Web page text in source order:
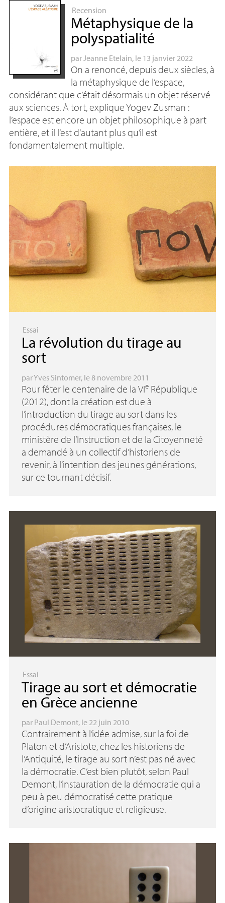
Recension
Métaphysique de la
polyspatialité
parJeanne Etelain, le 13 janvier 2022
On a renoncé, depuis deux siècles, à
la métaphysique de l’espace,
considérant que c’était désormais un objet réservé
aux sciences. À tort, explique Yogev Zusman :
l’espace est encore un objet philosophique à part
entière, et il l’est d’autant plus qu’il est
fondamentalement multiple.
Essai
La révolution du tirage au
sort
parYves Sintomer, le 8 novembre 2011
Pour fêter le centenaire de la VIeRépublique
(2012), dont la création est due à
l’introduction du tirage au sort dans les
procédures démocratiques françaises, le
ministère de l’Instruction et de la Citoyenneté
a demandé à un collectif d’historiens de
revenir, à l’intention des jeunes générations,
sur ce tournant décisif.
Essai
Tirage au sort et démocratie
en Grèce ancienne
par Paul Demont, le 22 juin 2010
Contrairement à l’idée admise, sur la foi de
Platon et d’Aristote, chez les historiens de
l’Antiquité, le tirage au sort n’est pas né avec
la démocratie. C’est bien plutôt, selon Paul
Demont, l’instauration de la démocratie qui a
peu à peu démocratisé cette pratique
d’origine aristocratique et religieuse.